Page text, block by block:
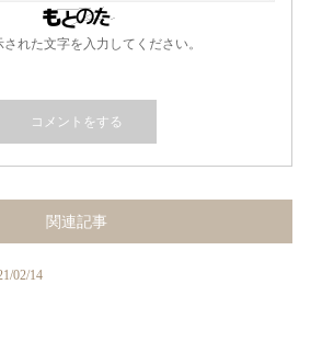
れた文字を入力してください。
関連記事
02/14